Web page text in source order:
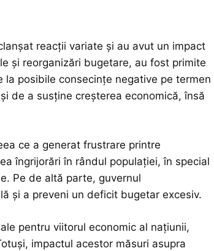
reacții variate și au avut un impact
și reorganizări bugetare, au fost primite
posibile consecințe negative pe termen
de a susține creșterea economică, însă
ce a generat frustrare printre
îngrijorări în rândul populației, în special
Pe de altă parte, guvernul
și a preveni un deficit bugetar excesiv.
pentru viitorul economic al națiunii,
impactul acestor măsuri asupra